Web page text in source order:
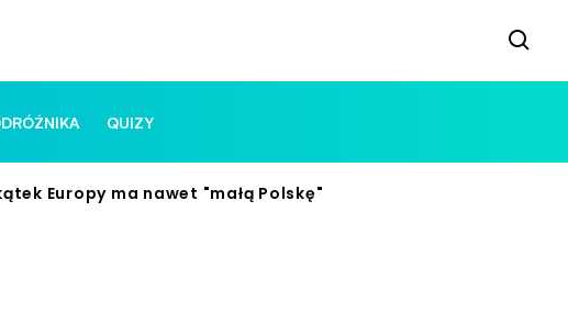
QUIZY
Europy ma nawet "małą Polskę"